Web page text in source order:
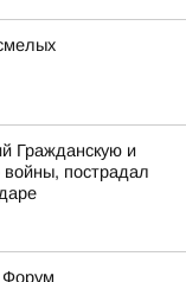
Гражданскую и
пострадал
Форум